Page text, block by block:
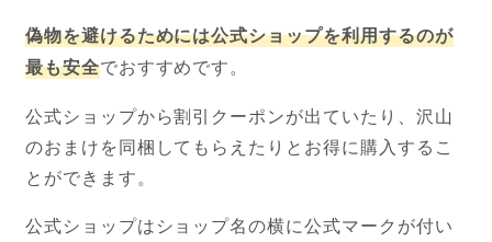
偽物を避けるためには公式ショップを利用するのが
最も安全でおすすめです。
公式ショップから割引クーポンが出ていたり、沢山
のおまけを同梱してもらえたりとお得に購入するこ
とができます。
公式ショップはショップ名の横に公式マークが付い